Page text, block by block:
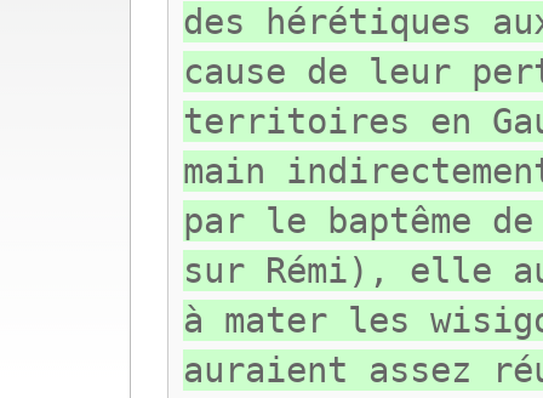
des hérétiques
cause de leur
territoires en
main
par le baptême
sur Rémi), elle
à mater les
auraient assez